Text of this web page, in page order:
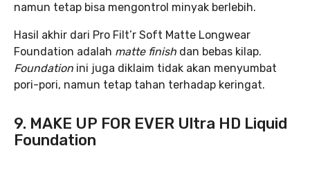
namun tetap bisa mengontrol minyak berlebih.
Hasil akhir dari Pro Filt’r Soft Matte Longwear
Foundation adalah matte finish dan bebas kilap.
Foundation ini juga diklaim tidak akan menyumbat
pori-pori, namun tetap tahan terhadap keringat.
9. MAKE UP FOR EVER Ultra HD Liquid
Foundation